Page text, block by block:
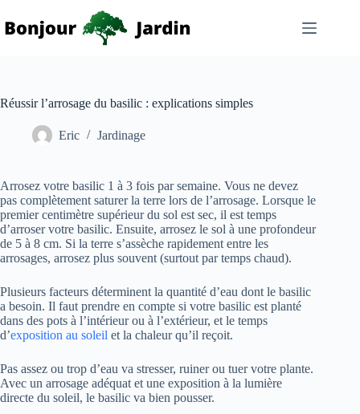
au
contenu
Réussir l’arrosage du basilic : explications simples
Eric Jardinage
Arrosez votre basilic 1 à 3 fois par semaine. Vous ne devez
pas complètement saturer la terre lors de l’arrosage. Lorsque le
premier centimètre supérieur du sol est sec, il est temps
d’arroser votre basilic. Ensuite, arrosez le sol à une profondeur
de 5 à 8 cm. Si la terre s’assèche rapidement entre les
arrosages, arrosez plus souvent (surtout par temps chaud).
Plusieurs facteurs déterminent la quantité d’eau dont le basilic
a besoin. Il faut prendre en compte si votre basilic est planté
dans des pots à l’intérieur ou à l’extérieur, et le temps
d’exposition au soleil et la chaleur qu’il reçoit.
Pas assez ou trop d’eau va stresser, ruiner ou tuer votre plante.
Avec un arrosage adéquat et une exposition à la lumière
directe du soleil, le basilic va bien pousser.